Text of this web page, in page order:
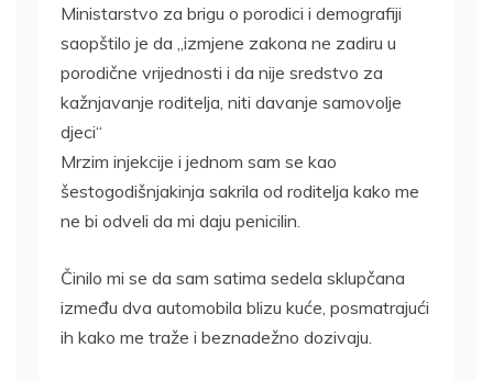
Ministarstvo za brigu o porodici i demografiji
saopštilo je da „izmjene zakona ne zadiru u
porodične vrijednosti i da nije sredstvo za
kažnjavanje roditelja, niti davanje samovolje
djeci“
Mrzim injekcije i jednom sam se kao
šestogodišnjakinja sakrila od roditelja kako me
ne bi odveli da mi daju penicilin.
Činilo mi se da sam satima sedela sklupčana
između dva automobila blizu kuće, posmatrajući
ih kako me traže i beznadežno dozivaju.